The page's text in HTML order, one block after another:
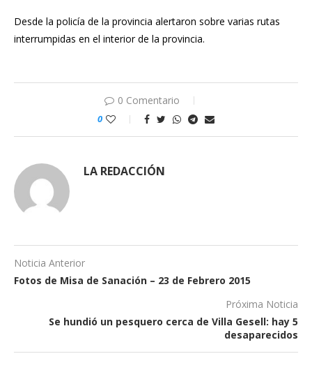
Desde la policía de la provincia alertaron sobre varias rutas
interrumpidas en el interior de la provincia.
0 Comentario
0
LA REDACCIÓN
Noticia Anterior
Fotos de Misa de Sanación – 23 de Febrero 2015
Próxima Noticia
Se hundió un pesquero cerca de Villa Gesell: hay 5
desaparecidos